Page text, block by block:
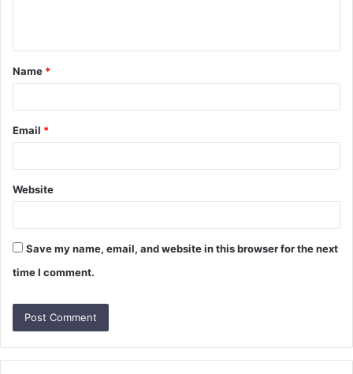
t
*
Name *
Email *
Website
Save my name, email, and website in this browser for the next
time I comment.